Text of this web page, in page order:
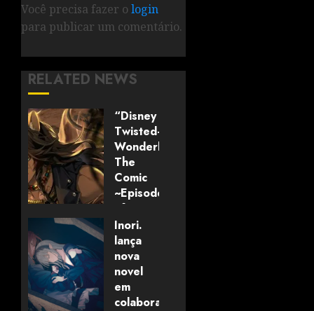
Você precisa fazer o login
para publicar um comentário.
RELATED NEWS
“Disney
Twisted-
Wonderland:
The
Comic
~Episode
of
Savanaclaw~”
anunciado
pela
Universo
dos
Livros
Inori.
lança
nova
novel
em
colaboração